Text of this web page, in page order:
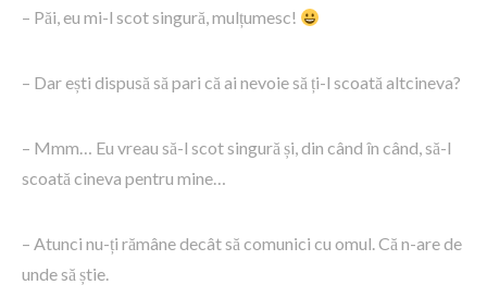
– Păi, eu mi-l scot singură, mulțumesc!
– Dar ești dispusă să pari că ai nevoie să ți-l scoată altcineva?
– Mmm… Eu vreau să-l scot singură și, din când în când, să-l
scoată cineva pentru mine…
– Atunci nu-ți rămâne decât să comunici cu omul. Că n-are de
unde să știe.